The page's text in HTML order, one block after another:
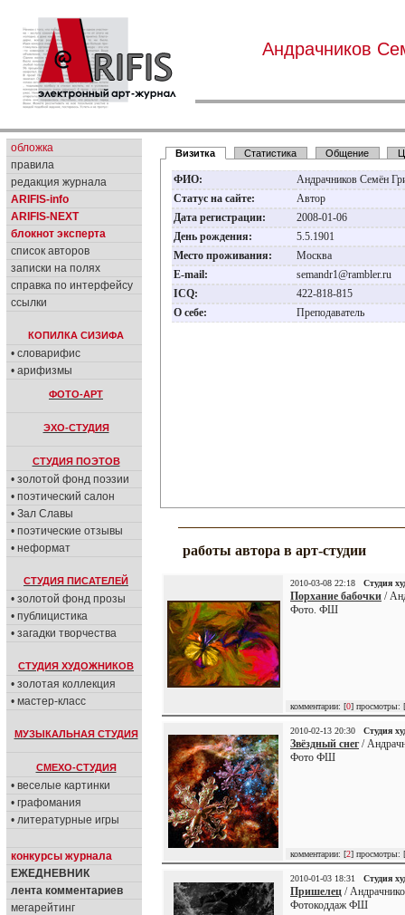
Андрачников
обложка
правила
редакция журнала
ARIFIS-info
ARIFIS-NEXT
блокнот эксперта
список авторов
записки на полях
справка по интерфейсу
ссылки
КОПИЛКА СИЗИФА
• словарифис
• арифизмы
ФОТО-АРТ
ЭХО-СТУДИЯ
СТУДИЯ ПОЭТОВ
• золотой фонд поэзии
• поэтический салон
• Зал Славы
• поэтические отзывы
• неформат
СТУДИЯ ПИСАТЕЛЕЙ
• золотой фонд прозы
• публицистика
• загадки творчества
СТУДИЯ ХУДОЖНИКОВ
• золотая коллекция
• мастер-класс
МУЗЫКАЛЬНАЯ СТУДИЯ
СМЕХО-СТУДИЯ
• веселые картинки
• графомания
• литературные игры
конкурсы журнала
ЕЖЕДНЕВНИК
лента комментариев
мегарейтинг
Визитка Статистика Общение
ФИО:
Андрачников Семён
Статус на сайте:
Автор
Дата регистрации:
2008-01-06
День рождения:
5.5.1901
Место проживания:
Москва
E-mail:
semandr1@rambler.ru
ICQ:
422-818-815
О себе:
Преподаватель
работы автора в арт-студии
2010-03-08 22:18 Студия
Порхание бабочки /
Фото. ФШ
комментарии: [0] просмотры: [
2010-02-13 20:30 Студия
Звёздный снег/
Фото ФШ
комментарии: [2] просмотры: [
2010-01-03 18:31 Студия
Пришелец /
Фотокоддаж ФШ